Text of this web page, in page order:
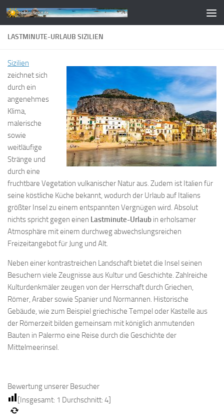
Zum Inhalt springen
LASTMINUTE-URLAUB SIZILIEN
Sizilien
zeichnet sich
durch ein
angenehmes
Klima,
malerische
sowie
weitläufige
Stränge und
durch eine
fruchtbare Vegetation vulkanischer Natur aus. Zudem ist Italien für
seine köstliche Küche bekannt, wodurch der Urlaub auf Italiens
größter Insel zu einem entspannten Vergnügen wird. Absolut
nichts spricht gegen einen Lastminute-Urlaub in erholsamer
Atmosphäre mit einem durchweg abwechslungsreichen
Freizeitangebot für Jung und Alt.
Neben einer kontrastreichen Landschaft bietet die Insel seinen
Besuchern viele Zeugnisse aus Kultur und Geschichte. Zahlreiche
Kulturdenkmäler zeugen von der Herrschaft durch Griechen,
Römer, Araber sowie Spanier und Normannen. Historische
Gebäude, wie zum Beispiel griechische Tempel oder Kastelle aus
der Römerzeit bilden gemeinsam mit königlich anmutenden
Bauten in Palermo eine Reise durch die Geschichte der
Mittelmeerinsel.
Bewertung unserer Besucher
[Insgesamt: 1 Durchschnitt: 4]